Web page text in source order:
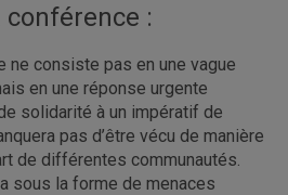
:
ne consiste pas en une vague
en une réponse urgente
solidarité à un impératif de
pas d’être vécu de manière
de différentes communautés.
sous la forme de menaces